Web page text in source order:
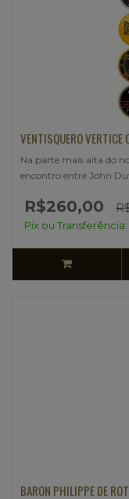
VENTISQUERO
Na parte mais alta do
encontro entre John
R$260,00
Pix ou Transferência:
BARON PHILIPPE DE